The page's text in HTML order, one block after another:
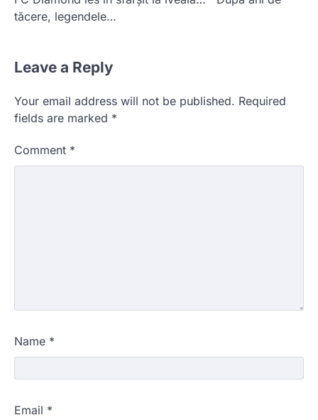
tăcere, legendele…
Leave a Reply
Your email address will not be published. Required
fields are marked *
Comment *
Name *
Email *